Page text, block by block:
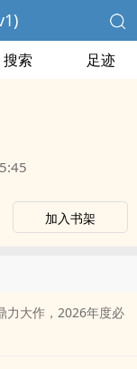
搜索 足迹
加入书架
力大作，2026年度必